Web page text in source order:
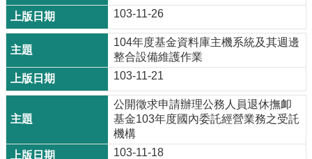
103-11-26
104年度基金資料庫主機系統及其週邊
整合設備維護作業
103-11-21
公開徵求申請辦理公務人員退休撫卹
基金103年度國內委託經營業務之受託
機構
103-11-18